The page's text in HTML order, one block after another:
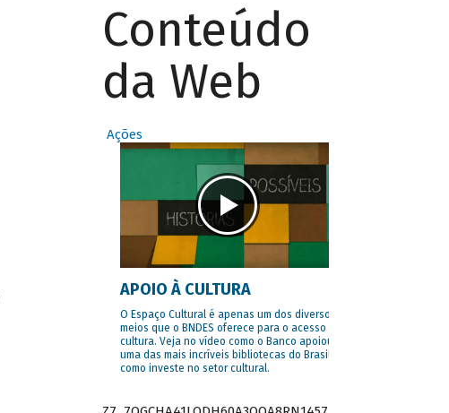
Conteúdo
da Web
Ações
APOIO À CULTURA
O Espaço Cultural é apenas um dos diversos
meios que o BNDES oferece para o acesso à
cultura. Veja no vídeo como o Banco apoiou
uma das mais incríveis bibliotecas do Brasil e
como investe no setor cultural.